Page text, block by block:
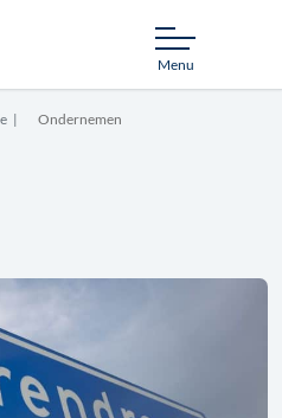
Menu
Ondernemen